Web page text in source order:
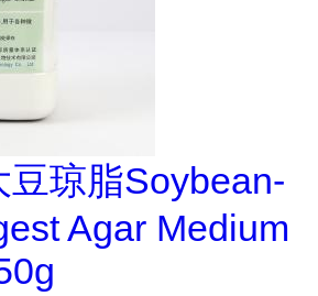
豆琼脂Soybean-
Agar Medium